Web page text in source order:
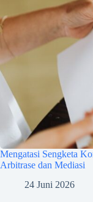
Mengatasi Sengketa
Arbitrase dan Mediasi
24 Juni 2026